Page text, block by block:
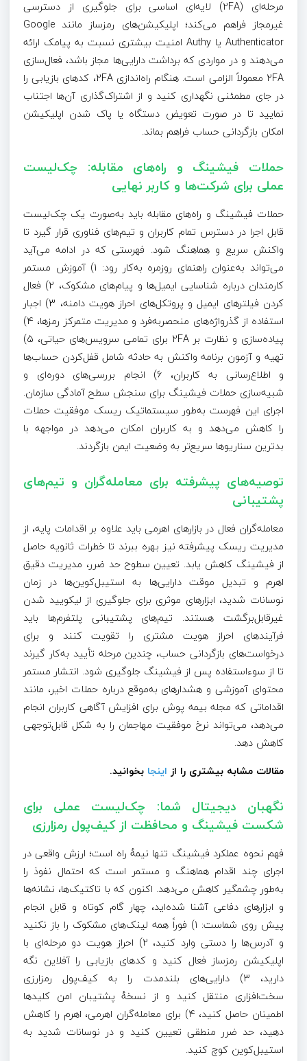
مرحله‌ای (2FA) لایه‌ای اساسی برای جلوگیری از دسترسی
غیرمجاز فراهم می‌کند؛ اپلیکیشن‌های رمزساز مانند Google
Authenticator یا Authy امنیت بیشتری نسبت به پیامک ارائه
می‌دهند و در مواردی که برداشت دارایی‌ها مجاز باشد، فعال‌سازی
2FA معمولاً الزامی است. هنگام راه‌اندازی 2FA، کدهای بازیابی را
در جای مطمئنی نگهداری کنید و از اشتراک‌گذاری آن‌ها اجتناب
نمایید تا در صورت تعویض دستگاه یا پاک شدن اپلیکیشن
امکان بازگردانی حساب فراهم بماند.
حملات فیشینگ و راه‌های مقابله: چک‌لیست
عملی برای شرکت‌ها و کاربر نهایی
حملات فیشینگ و راه‌های مقابله باید به‌صورت یک چک‌لیست
قابل اجرا در دسترس تمام کاربران و تیم‌های فناوری قرار گیرد تا
واکنش سریع و هماهنگ شود. فهرستی که در ادامه می‌آید
می‌تواند به‌عنوان راهنمای روزمره به‌کار رود: 1) آموزش مستمر
کارمندان درباره شناسایی ایمیل‌ها و پیام‌های مشکوک، 2) فعال
کردن فیلترهای ایمیل و پروتکل‌های احراز هویت دامنه، 3) اجبار
استفاده از گذرواژه‌های منحصربه‌فرد و مدیریت متمرکز رمزها، 4)
پیاده‌سازی و نظارت بر 2FA برای تمامی سرویس‌های حیاتی، 5)
تهیه و آزمون برنامه واکنش به حادثه شامل قفل‌کردن حساب‌ها
و اطلاع‌رسانی به کاربران، 6) انجام بررسی‌های دوره‌ای و
شبیه‌سازی حملات فیشینگ برای سنجش سطح آمادگی سازمان.
اجرای این فهرست به‌طور سیستماتیک ریسک موفقیت حملات
را کاهش می‌دهد و به کاربران امکان می‌دهد در مواجهه با
بدترین سناریوها سریع‌تر به وضعیت ایمن بازگردند.
توصیه‌های پیشرفته برای معامله‌گران و تیم‌های
پشتیبانی
معامله‌گران فعال در بازارهای اهرمی باید علاوه بر اقدامات پایه، از
مدیریت ریسک پیشرفته نیز بهره ببرند تا خطرات ثانویه حاصل
از فیشینگ کاهش یابد. تعیین سطوح حد ضرر، مدیریت دقیق
اهرم و تبدیل موقت دارایی‌ها به استیبل‌کوین‌ها در زمان
نوسانات شدید، ابزارهای موثری برای جلوگیری از لیکویید شدن
غیرقابل‌برگشت هستند. تیم‌های پشتیبانی پلتفرم‌ها باید
فرآیندهای احراز هویت مشتری را تقویت کنند و برای
درخواست‌های بازگردانی حساب، چندین مرحله تأیید به‌کار گیرند
تا از سوءاستفاده پس از فیشینگ جلوگیری شود. انتشار مستمر
محتوای آموزشی و هشدارهای به‌موقع درباره حملات اخیر، مانند
اقداماتی که مجله بیمه پوش برای افزایش آگاهی کاربران انجام
می‌دهد، می‌تواند نرخ موفقیت مهاجمان را به شکل قابل‌توجهی
کاهش دهد.
مقالات مشابه بیشتری را از اینجا بخوانید.
نگهبان دیجیتال شما: چک‌لیست عملی برای
شکست فیشینگ و محافظت از کیف‌پول رمزارزی
فهم نحوه عملکرد فیشینگ تنها نیمهٔ راه است؛ ارزش واقعی در
اجرای چند اقدام هماهنگ و مستمر است که احتمال نفوذ را
به‌طور چشمگیر کاهش می‌دهد. اکنون که با تاکتیک‌ها، نشانه‌ها
و ابزارهای دفاعی آشنا شده‌اید، چهار گام کوتاه و قابل انجام
پیش روی شماست: 1) فوراً همه لینک‌های مشکوک را باز نکنید
و آدرس‌ها را دستی وارد کنید، 2) احراز هویت دو مرحله‌ای با
اپلیکیشن رمزساز فعال کنید و کدهای بازیابی را آفلاین نگه
دارید، 3) دارایی‌های بلندمدت را به کیف‌پول رمزارزی
سخت‌افزاری منتقل کنید و از نسخهٔ پشتیبان امن کلیدها
اطمینان حاصل کنید، 4) برای معامله‌گران اهرمی، اهرم را کاهش
دهید، حد ضرر منطقی تعیین کنید و در نوسانات شدید به
استیبل‌کوین کوچ کنید.